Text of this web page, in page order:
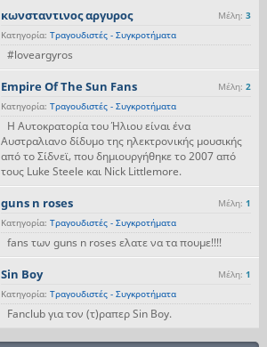
κωνσταντινος αργυρος Μέλη: 3
Κατηγορία: Τραγουδιστές - Συγκροτήματα
#loveargyros
Empire Of The Sun Fans Μέλη: 2
Κατηγορία: Τραγουδιστές - Συγκροτήματα
Η Αυτοκρατορία του Ήλιου είναι ένα
Αυστραλιανο δίδυμο της ηλεκτρονικής μουσικής
από το Σίδνεϊ, που δημιουργήθηκε το 2007 από
τους Luke Steele και Nick Littlemore.
guns n roses Μέλη: 1
Κατηγορία: Τραγουδιστές - Συγκροτήματα
fans των guns n roses ελατε να τα πουμε!!!!
Sin Boy Μέλη: 1
Κατηγορία: Τραγουδιστές - Συγκροτήματα
Fanclub για τον (τ)ραπερ Sin Boy.